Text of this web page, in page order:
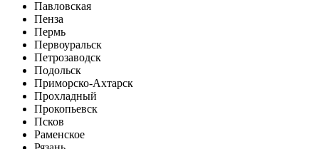
Павловская
Пенза
Пермь
Первоуральск
Петрозаводск
Подольск
Приморско-Ахтарск
Прохладный
Прокопьевск
Псков
Раменское